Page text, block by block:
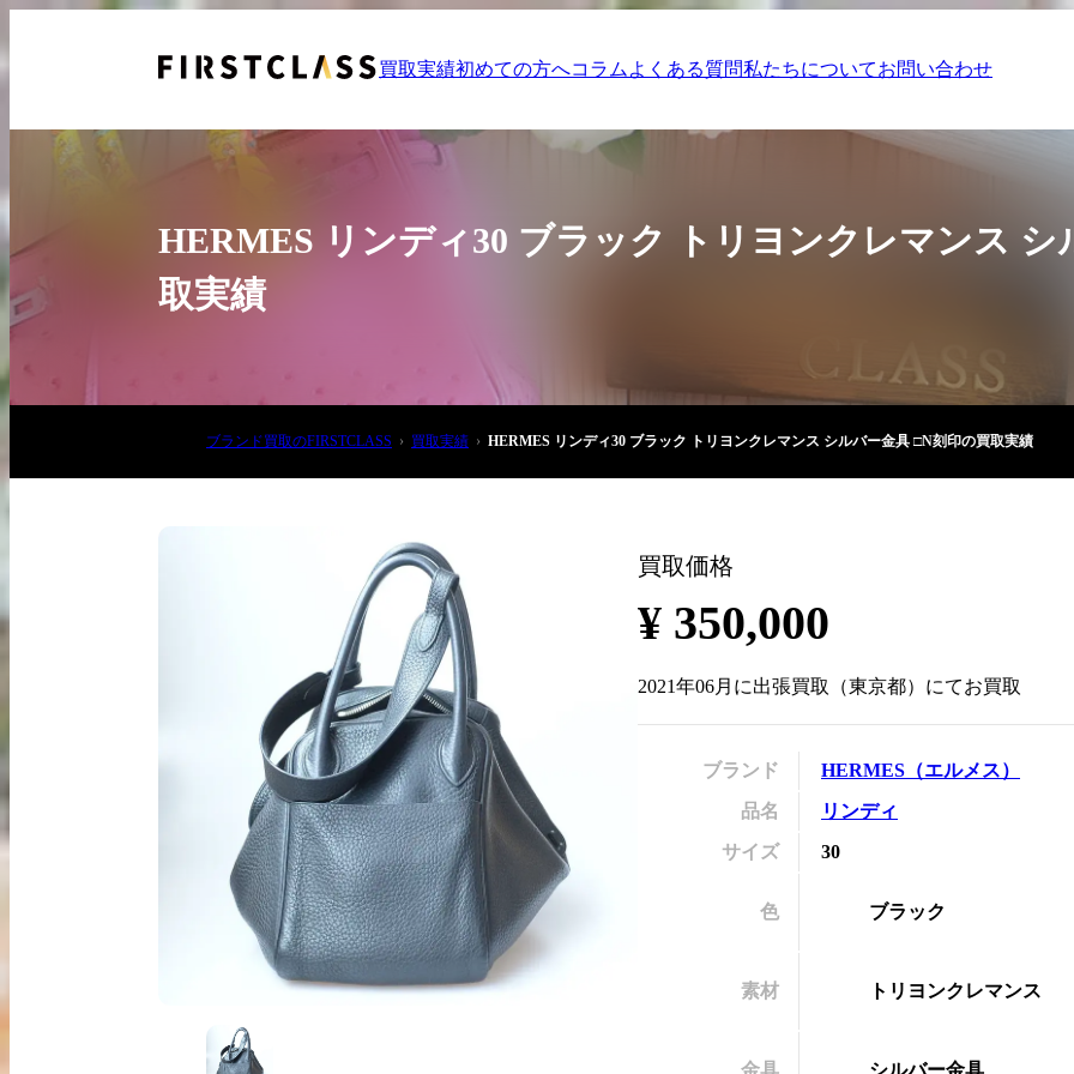
買取実績初めての方へコラム よくある質問私たちについてお問い合わせ
03-6908-5890
出張買取の
お申込み
LINE査定
HERMES リンディ30 ブラック トリヨンクレマンス シ
取実績
ブランド買取のFIRSTCLASS 買取実績 HERMES リンディ30 ブラック トリヨンクレマンス シルバー金具 □N刻印の買取実績
買取価格
¥ 350,000
2021年06月 に出張買取 （東京都）にてお買取
ブランド HERMES （エルメス）
品名
リンディ
サイズ
30
色 ブラック
素材 トリヨンクレマンス
金具 シルバー金具